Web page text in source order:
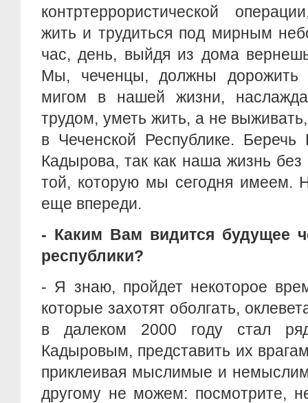
контртеррористической
жить и трудиться под мирным
час, день, выйдя из дома
Мы, чеченцы, должны дорожить
мигом в нашей жизни,
трудом, уметь жить, а не
в Чеченской Республике.
Кадырова, так как наша жизнь без
той, которую мы сегодня имеем.
еще впереди.
- Каким Вам видится будущее
республики?
- Я знаю, пройдет некоторое
которые захотят оболгать,
в далеком 2000 году стал
Кадыровым, представить их
приклеивая мыслимые и
другому не можем: посмотрите,